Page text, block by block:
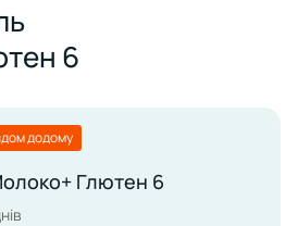
6
додому
Глютен 6